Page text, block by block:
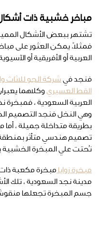
مباخر خشبية ذات
تشتهر ببعض الأشكال
فمثلاً، يمكن العثور على
العربية أو الأفريقية أو
فنجد في شركة الجو للاثاث
القط العسيريوكلاهما
العربية السعودية ، فمبخرة
وهي النخل فنجد التصميم
بطريقة متداخلة جميلة ،
تصميم هندسي متأثر
نُحتت علي المبخرة
مبخرة زوايا مبخرة مكعبة
مدينة نجد السعودية ، تلك
جسم المبخرة تجعلها